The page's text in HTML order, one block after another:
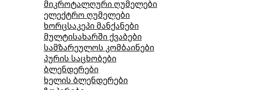
მიკროტალღური ღუმელები
ელექტრო ღუმელები
ხორცსაკეპი მანქანები
მულტისახარში ქვაბები
სამზარეულოს კომბაინები
პურის საცხობები
ბლენდერები
ხელის ბლენდერები